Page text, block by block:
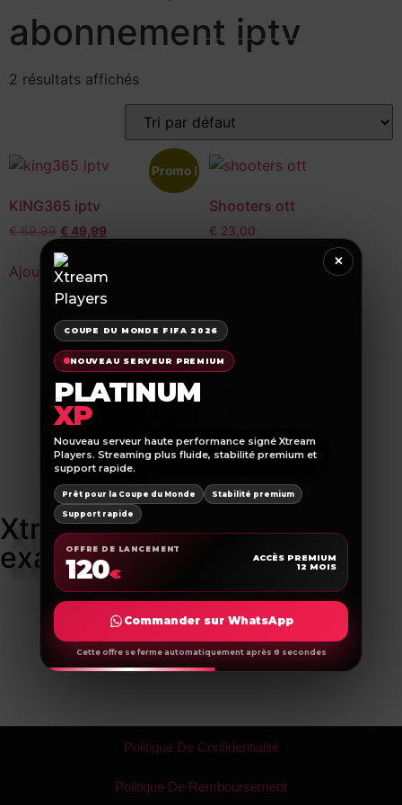
abonnement iptv
2 résultats affichés
Promo !
KING365 iptv
€69,99 € 49,99
Ajouter au panier
Shooters ott
€ 23,00
Ajouter au panier
Xtream players l'endroit
exact
Politique De Confidentialité
Politique De Remboursement
×
COUPE DU MONDE FIFA 2026
NOUVEAU SERVEUR PREMIUM
PLATINUM
XP
Nouveau serveur haute performance signé Xtream
Players. Streaming plus fluide, stabilité premium et
support rapide.
Prêt pour la Coupe du Monde Stabilité premium
Support rapide
OFFRE DE LANCEMENT
120€
ACCÈS PREMIUM
12 MOIS
Commander sur WhatsApp
Cette offre se ferme automatiquement après 8 secondes